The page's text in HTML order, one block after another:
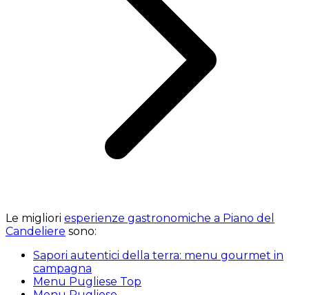
Le migliori esperienze gastronomiche a Piano del
Candeliere sono:
Sapori autentici della terra: menu gourmet in
campagna
Menu Pugliese Top